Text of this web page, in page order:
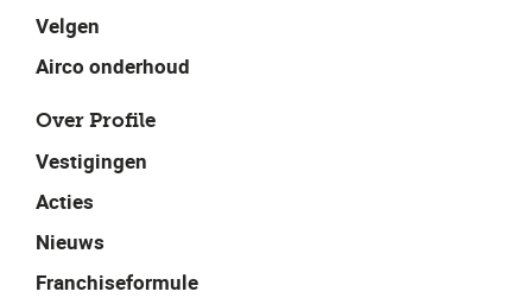
Velgen
Airco onderhoud
Over Profile
Vestigingen
Acties
Nieuws
Franchiseformule